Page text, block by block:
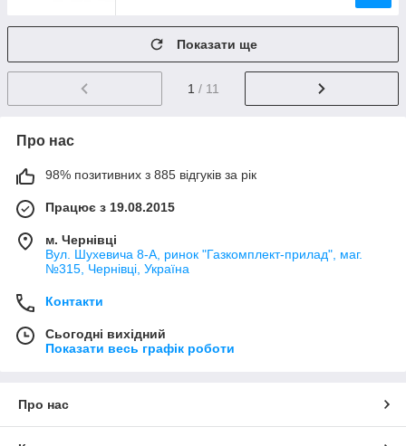
Показати ще
1 / 11
Про нас
98% позитивних з 885 відгуків за рік
Працює з 19.08.2015
м. Чернівці
Вул. Шухевича 8-А, ринок "Газкомплект-прилад", маг.
№315, Чернівці, Україна
Контакти
Сьогодні вихідний
Показати весь графік роботи
Про нас